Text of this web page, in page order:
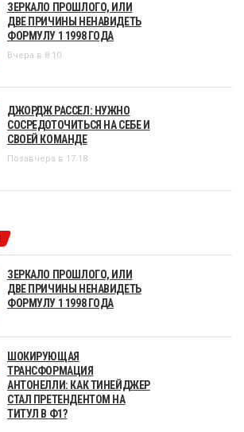
ЗЕРКАЛО ПРОШЛОГО, ИЛИ
ДВЕ ПРИЧИНЫ НЕНАВИДЕТЬ
ФОРМУЛУ 1 1998 ГОДА
Вчера в 8:10
ДЖОРДЖ РАССЕЛ: НУЖНО
СОСРЕДОТОЧИТЬСЯ НА СЕБЕ И
СВОЕЙ КОМАНДЕ
Позавчера в 17:18
ЗЕРКАЛО ПРОШЛОГО, ИЛИ
ДВЕ ПРИЧИНЫ НЕНАВИДЕТЬ
ФОРМУЛУ 1 1998 ГОДА
ШОКИРУЮЩАЯ
ТРАНСФОРМАЦИЯ
АНТОНЕЛЛИ: КАК ТИНЕЙДЖЕР
СТАЛ ПРЕТЕНДЕНТОМ НА
ТИТУЛ В Ф1?